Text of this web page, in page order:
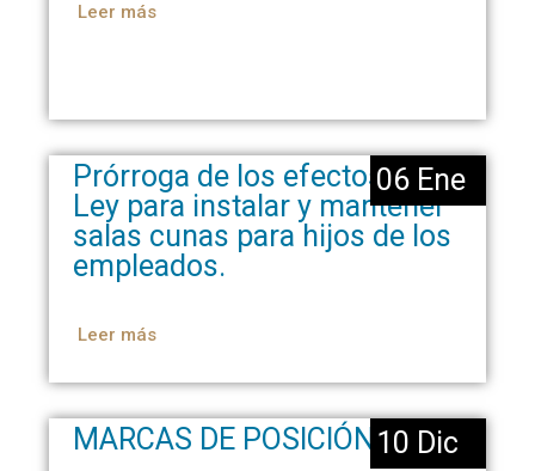
Leer más
Prórroga de los efectos de la
Ley para instalar y mantener
salas cunas para hijos de los
empleados.
Leer más
06 Ene
MARCAS DE POSICIÓN 10 Dic